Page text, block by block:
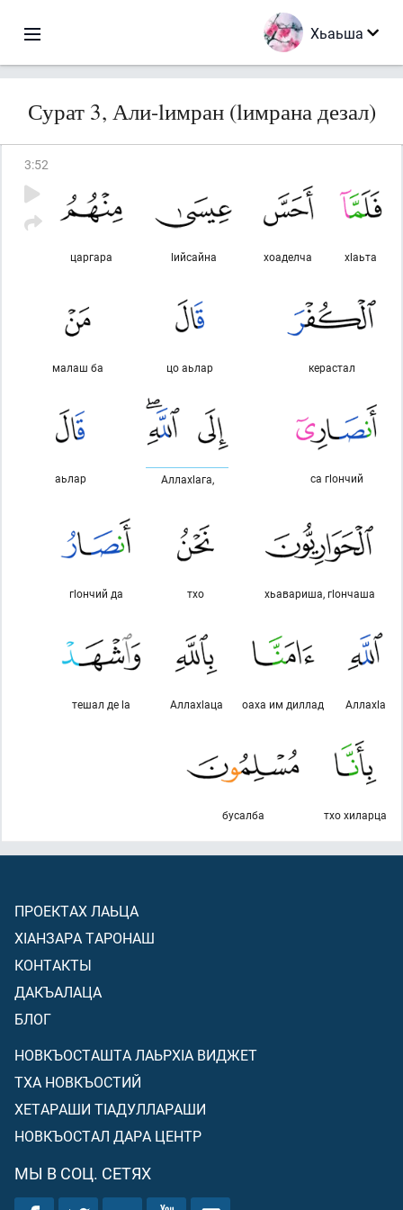
Хьаьша
Сурат 3, Али-lимран (lимрана дезал)
3:52
хlаьта
хоаделча
lийсайна
царгара
керастал
цо аьлар
малаш ба
са гlончий
Аллахlага,
аьлар
хьавариша, гlончаша
тхо
гlончий да
Аллахlа
оаха им диллад
Аллахlаца
тешал де lа
тхо хиларца
бусалба
ПРОЕКТАХ ЛАЬЦА
ХIАНЗАРА ТАРОНАШ
КОНТАКТЫ
ДАКЪАЛАЦА
БЛОГ
НОВКЪОСТАШТА ЛАЬРХIА ВИДЖЕТ
ТХА НОВКЪОСТИЙ
ХЕТАРАШИ ТIАДУЛЛАРАШИ
НОВКЪОСТАЛ ДАРА ЦЕНТР
МЫ В СОЦ. СЕТЯХ